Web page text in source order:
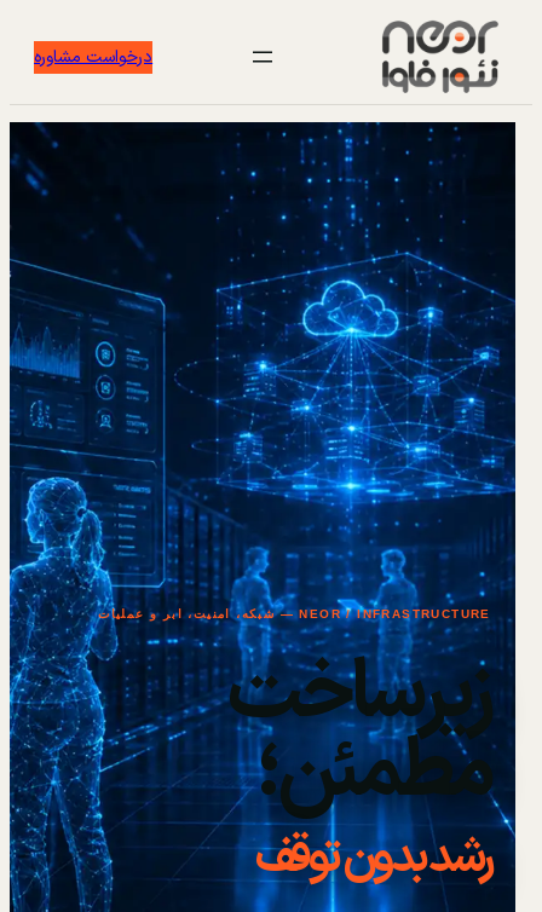
درخواست مشاوره
NEOR / INFRASTRUCTURE — شبکه، امنیت، ابر و عملیات
زیرساخت
مطمئن؛
رشد بدون توقف